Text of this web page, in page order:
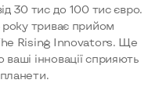
30 тис до 100 тис євро.
триває прийом
Rising Innovators. Ще
інновації сприяють